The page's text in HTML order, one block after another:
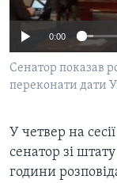
СУСПІЛЬСТВО
ЕКОНОМІКА
ІСТОРІЇ УСПІХУ
ТЕЛЕПРОГРАМИ
БРИФІНГ
ВІКНО В
ПРАЙМ-ТАЙМ
ENGLISH
МИ В СОЦМЕРЕЖАХ
0:00
Сенатор показав
переконати дати
У четвер на
сенатор зі
години